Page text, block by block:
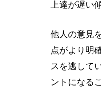
上達が遅い
他人の意見
点がより明
スを逃して
ントになる